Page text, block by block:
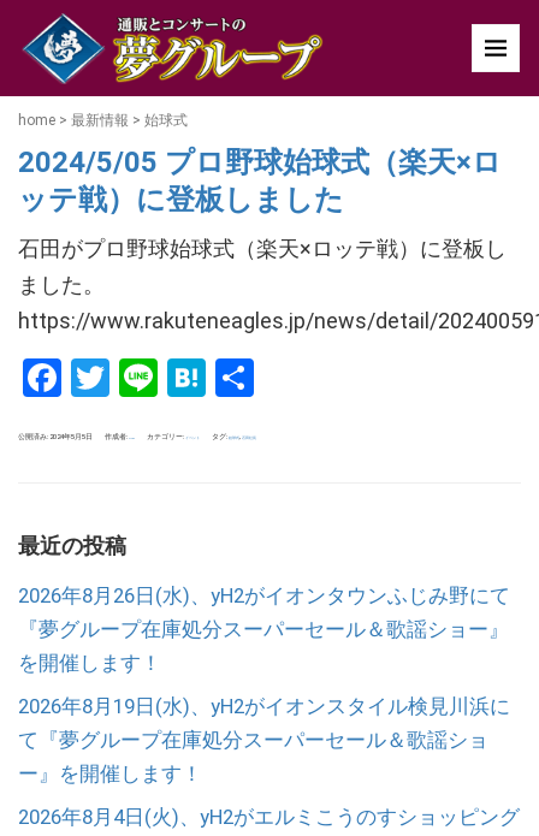
home > 最新情報 > 始球式
2024/5/05 プロ野球始球式（楽天×ロ
ッテ戦）に登板しました
石田がプロ野球始球式（楽天×ロッテ戦）に登板し
ました。
https://www.rakuteneagles.jp/news/detail/
Facebook
Twitter
LineHatena
公開済み: 2024年5月5日 作成者: カテゴリー: イベント タグ: 始球式 石田社長
最近の投稿
2026年8月26日(水)、yH2がイオンタウンふじみ野にて
『夢グループ在庫処分スーパーセール＆歌謡ショー』
を開催します！
2026年8月19日(水)、yH2がイオンスタイル検見川浜に
て『夢グループ在庫処分スーパーセール＆歌謡ショ
ー』を開催します！
2026年8月4日(火)、yH2がエルミこうのすショッピング